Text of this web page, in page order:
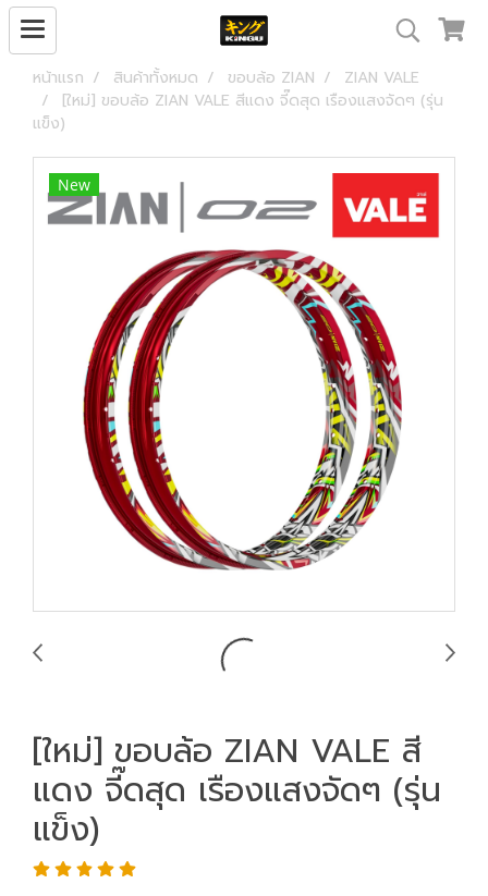
หน้าแรก สินค้าทั้งหมด ขอบล้อ ZIAN
ZIAN VALE
[ใหม่] ขอบล้อ ZIAN VALE สีแดง จี๊ดสุด เรืองแสงจัดๆ (รุ่น
แข็ง)
New
[ใหม่] ขอบล้อ ZIAN VALE สี
แดง จี๊ดสุด เรืองแสงจัดๆ (รุ่น
แข็ง)